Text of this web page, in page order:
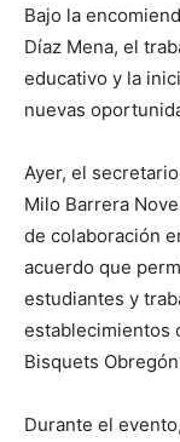
Bajo la
Díaz Mena, el
educativo y la
nuevas
Ayer, el
Milo Barrera
de colaboración
acuerdo que
estudiantes y
establecimientos
Bisquets
Durante el